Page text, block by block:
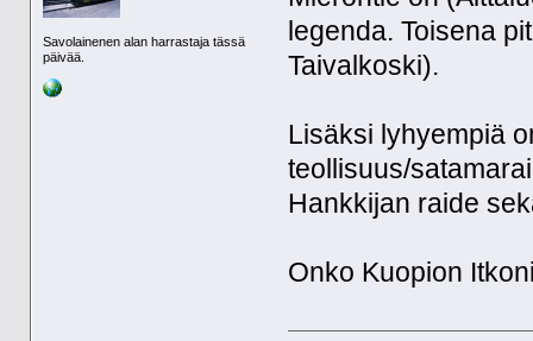
Savolainenen alan harrastaja tässä
päivää.
legenda. Toisena
Taivalkoski).
Lisäksi lyhyempiä
teollisuus/
Hankkijan raide
Onko Kuopion